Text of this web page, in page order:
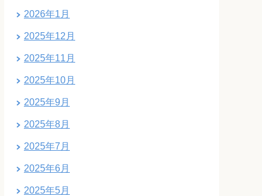
2026年1月
2025年12月
2025年11月
2025年10月
2025年9月
2025年8月
2025年7月
2025年6月
2025年5月